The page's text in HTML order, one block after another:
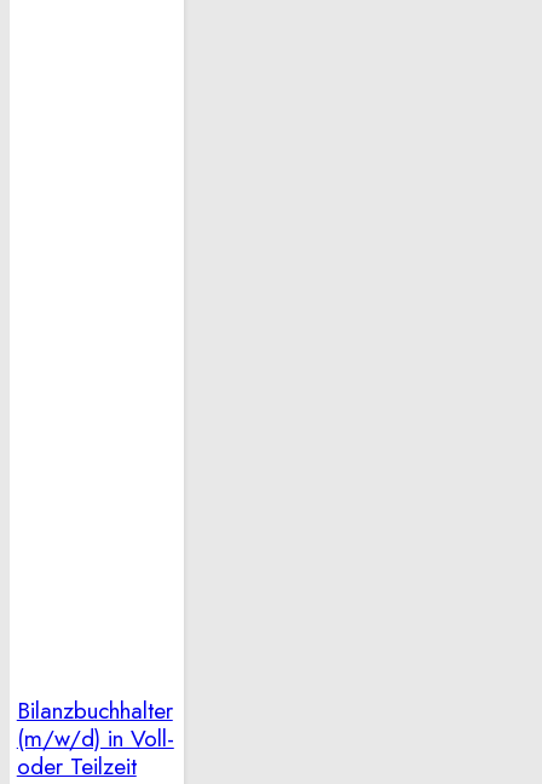
Bilanzbuchhalter
(m/w/d) in Voll-
oder Teilzeit